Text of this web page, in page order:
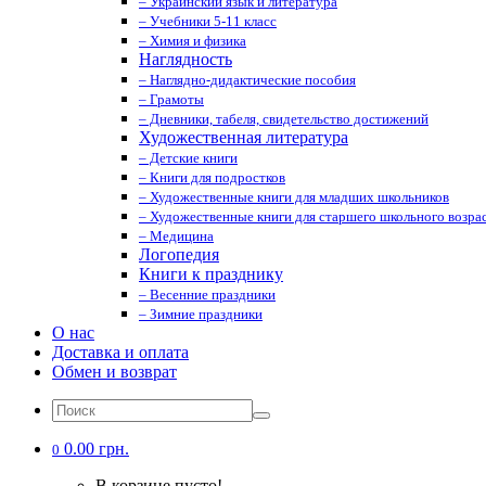
– Учебники 5-11 класс
– Химия и физика
Наглядность
– Наглядно-дидактические пособия
– Грамоты
– Дневники, табеля, свидетельство достижений
Художественная литература
– Детские книги
– Книги для подростков
– Художественные книги для младших школьников
– Художественные книги для старшего школьного
– Медицина
Логопедия
Книги к празднику
– Весенние праздники
– Зимние праздники
О нас
Доставка и оплата
Обмен и возврат
0 0.00 грн.